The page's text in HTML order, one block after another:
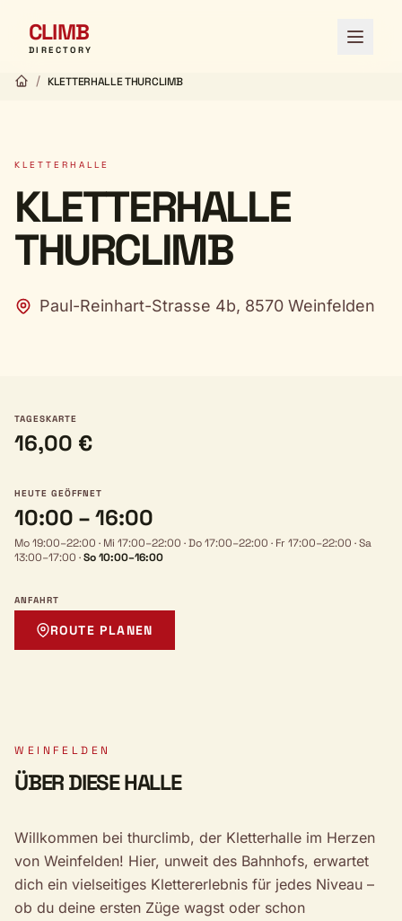
CLIMB
DIRECTORY Menü
/ KLETTERHALLE THURCLIMB
KLETTERHALLE
KLETTERHALLE
THURCLIMB
Paul-Reinhart-Strasse 4b, 8570 Weinfelden
TAGESKARTE
16,00 €
HEUTE GEÖFFNET
10:00 – 16:00
Mo 19:00–22:00 · Mi 17:00–22:00 ·Do 17:00–22:00 · Fr 17:00–22:00 ·Sa
13:00–17:00 ·So 10:00–16:00
ANFAHRT
ROUTE PLANEN
WEINFELDEN
ÜBER DIESE HALLE
Willkommen bei thurclimb, der Kletterhalle im Herzen
von Weinfelden! Hier, unweit des Bahnhofs, erwartet
dich ein vielseitiges Klettererlebnis für jedes Niveau –
ob du deine ersten Züge wagst oder schon